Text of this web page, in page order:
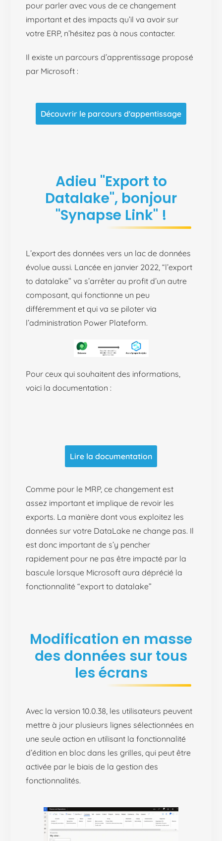
pour parler avec vous de ce changement
important et des impacts qu’il va avoir sur
votre ERP, n’hésitez pas à nous contacter.
Il existe un parcours d’apprentissage proposé
par Microsoft :
Découvrir le parcours d'appentissage
Adieu "Export to
Datalake", bonjour
"Synapse Link" !
L’export des données vers un lac de données
évolue aussi. Lancée en janvier 2022, “l’export
to datalake” va s’arrêter au profit d’un autre
composant, qui fonctionne un peu
différemment et qui va se piloter via
l’administration Power Plateform.
Pour ceux qui souhaitent des informations,
voici la documentation :
Lire la documentation
Comme pour le MRP, ce changement est
assez important et implique de revoir les
exports. La manière dont vous exploitez les
données sur votre DataLake ne change pas. Il
est donc important de s’y pencher
rapidement pour ne pas être impacté par la
bascule lorsque Microsoft aura déprécié la
fonctionnalité “export to datalake”
Modification en masse
des données sur tous
les écrans
Avec la version 10.0.38, les utilisateurs peuvent
mettre à jour plusieurs lignes sélectionnées en
une seule action en utilisant la fonctionnalité
d’édition en bloc dans les grilles, qui peut être
activée par le biais de la gestion des
fonctionnalités.